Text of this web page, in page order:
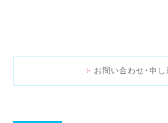
お問い合わせ･申し